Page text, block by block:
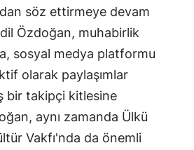
söz ettirmeye devam
Özdoğan, muhabirlik
sosyal medya platformu
olarak paylaşımlar
bir takipçi kitlesine
aynı zamanda Ülkü
Vakfı'nda da önemli